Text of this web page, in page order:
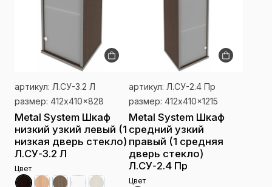
артикул: Л.СУ-3.2 Л
размер: 412x410x828
Metal System Шкаф
низкий узкий левый (1
низкая дверь стекло)
Л.СУ-3.2 Л
Цвет
артикул: Л.СУ-2.4 Пр
размер: 412x410x1215
Metal System Шкаф
средний узкий
правый (1 средняя
дверь стекло)
Л.СУ-2.4 Пр
Цвет